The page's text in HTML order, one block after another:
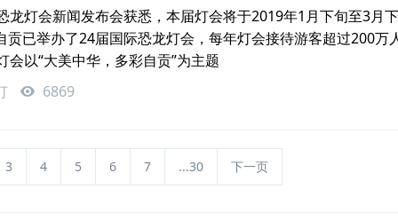
龙灯会新闻发布会获悉，本届灯会将于2019年1月下旬至3月
贡已举办了24届国际恐龙灯会，每年灯会接待游客超过200万
会以“大美中华，多彩自贡”为主题
6869
3 4 5 6 7 ...30 下一页